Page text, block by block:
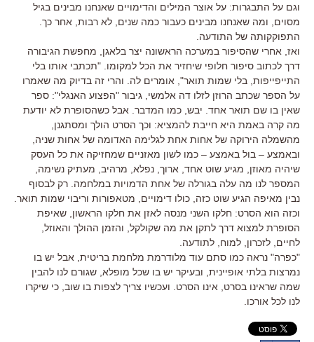
וגם על התבגרות: על אוצר המילים והדימויים שאנחנו מבינים בגיל
מסוים, ומה שאנחנו מבינים כעבור כמה שנים, לא רבות, אחר כך.
התפוקקותה של התודעה.
ואז, אחרי שהסיפור במערכה הראשונה יצר בלאגן, מחפשת הגיבורה
דרך לכתוב סיפור חלופי שיחזיר את הכל למקומו. "תכתבי אותו בלי
התייפייפות, בלי שמות תואר", אומרים לה. והרי זה בדיוק מה שאמרו
על הספר שכתב הרוזן לזלו דה אלמשי, גיבור "הפצוע האנגלי": ספר
שאין בו שם תואר אחד. יבש, כמו המדבר. אבל כשהסופרת לא יודעת
מה קרה באמת היא חייבת להמציא: וכך הסרט הולך ומסתגנן,
מהשמלה הירוקה של אחות אחת לגלימה האדומה של אחות שניה,
ובאמצע – בול באמצע – כמו לשון מאזניים שמחזיקה את כל העסק
שיהיה מאוזן, מגיע שוט אחד, ארוך, נפלא, מרהיב, מעתיק נשימה,
המספר לנו מה עלה בגורלה של אחת הדמויות במלחמה. רק לבסוף
נבין מאיפה הגיע שוט כזה, כולו דימויים, מטאפורות וריבוי שמות תואר.
וכזה הוא הסרט: חלקו השני מנסה לאזן את חלקו הראשון, שאיפת
הסופרת למצוא דרך לתקן את מה שקולקל, והזמן ההולך והאוזל,
לחיים, לזכרון, למוח, לתודעה.
"כפרה" נראה כמו סתם עוד מלודרמת מלחמת בריטית, אבל יש בו
נמרצות בלתי אופיינית, ובעיקר יש בו שכל מופלא, שגורם לנו להבין
שמה שראינו בסרט, אינו הסרט. ועכשיו צריך לצפות בו שוב, כי שיקרו
לנו לכל אורכו.